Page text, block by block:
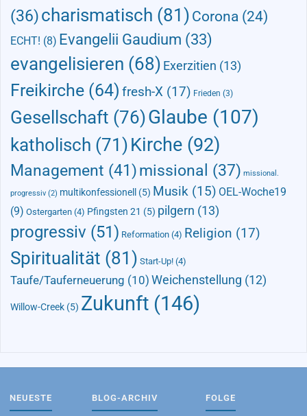
(36)charismatisch (81) Corona (24)
ECHT! (8) Evangelii Gaudium (33)
evangelisieren (68) Exerzitien (13)
Freikirche (64) fresh-X (17) Frieden (3)
Gesellschaft (76)Glaube (107)
katholisch (71) Kirche (92)
Management (41)missional (37) missional.
progressiv (2) multikonfessionell (5) Musik (15) OEL-Woche19
(9) Ostergarten (4) Pfingsten 21 (5) pilgern (13)
progressiv (51) Reformation (4) Religion (17)
Spiritualität (81) Start-Up! (4)
Taufe/Tauferneuerung (10) Weichenstellung (12)
Willow-Creek (5) Zukunft (146)
NEUESTE BLOG-ARCHIV FOLGE